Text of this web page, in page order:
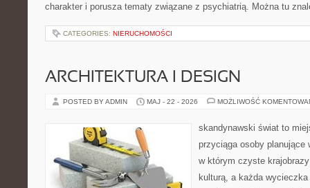
charakter i porusza tematy związane z psychiatrią. Można tu
CATEGORIES: NIERUCHOMOŚCI
ARCHITEKTURA I DESIGN
POSTED BY ADMIN MAJ - 22 - 2026 MOŻLIWOŚĆ
skandynawski świat to
przyciąga osoby planujące
w którym czyste
kulturą, a każda